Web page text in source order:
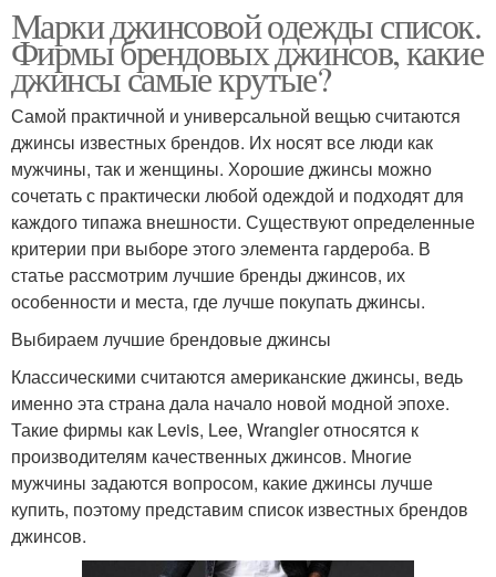
Марки джинсовой одежды список.
Фирмы брендовых джинсов, какие
джинсы самые крутые?
Самой практичной и универсальной вещью считаются
джинсы известных брендов. Их носят все люди как
мужчины, так и женщины. Хорошие джинсы можно
сочетать с практически любой одеждой и подходят для
каждого типажа внешности. Существуют определенные
критерии при выборе этого элемента гардероба. В
статье рассмотрим лучшие бренды джинсов, их
особенности и места, где лучше покупать джинсы.
Выбираем лучшие брендовые джинсы
Классическими считаются американские джинсы, ведь
именно эта страна дала начало новой модной эпохе.
Такие фирмы как Levis, Lee, Wrangler относятся к
производителям качественных джинсов. Многие
мужчины задаются вопросом, какие джинсы лучше
купить, поэтому представим список известных брендов
джинсов.